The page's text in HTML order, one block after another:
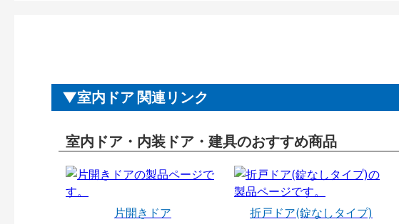
室内ドア 関連リンク
室内ドア・内装ドア・建具のおすすめ商品
片開きドア 折戸ドア(錠なしタイプ)